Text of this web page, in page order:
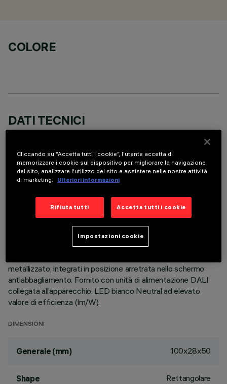
COLORE
DATI TECNICI
DESCRIZIONE
Apparecchio miniaturizzato lineare ad incasso a 5 elementi
ed un elevato comfort visivo ad abbagliamento controllato.
Corpo principale con superficie radiante in alluminio
pressofuso, versione con cornice perimetrale di battuta.
metallizzato, integrati in posizione arretrata nello schermo
antiabbagliamento. Fornito con unità di alimentazione DALI
collegata all’apparecchio. LED bianco Neutral ad elevato
valore di efficienza (lm/W).
DIMENSIONI
Generale (mm) 100x28x50
Shape Rettangolare
Cliccando su “Accetta tutti i cookie”, l'utente accetta di
memorizzare i cookie sul dispositivo per migliorare la navigazione
del sito, analizzare l'utilizzo del sito e assistere nelle nostre attività
di marketing.
Ulteriori informazioni
Rifiuta tutti Accetta tutti i cookie
Impostazioni cookie